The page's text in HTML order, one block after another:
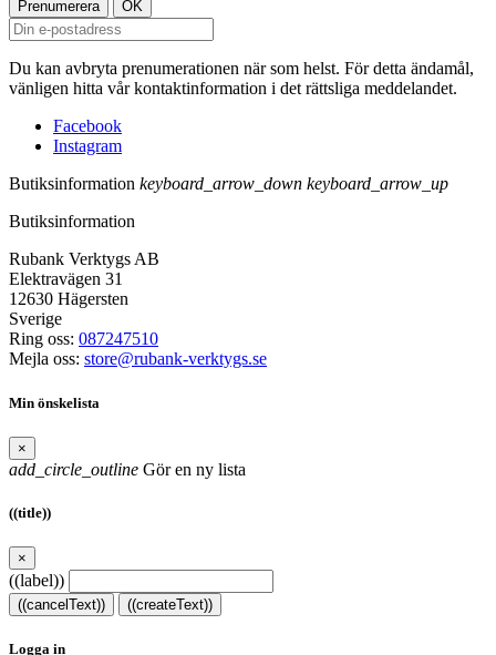
Du kan avbryta prenumerationen när som helst. För detta ändamål,
vänligen hitta vår kontaktinformation i det rättsliga meddelandet.
Facebook
Instagram
Butiksinformation keyboard_arrow_down keyboard_arrow_up
Butiksinformation
Rubank Verktygs AB
Elektravägen 31
12630 Hägersten
Sverige
Ring oss: 087247510
Mejla oss: store@rubank-verktygs.se
Min önskelista
×
add_circle_outline Gör en ny lista
((title))
×
((label))
((cancelText)) ((createText))
Logga in